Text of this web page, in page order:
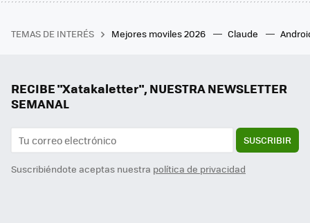
TEMAS DE INTERÉS Mejores moviles 2026 Claude
RECIBE "Xatakaletter", NUESTRA NEWSLETTER
SEMANAL
SUSCRIBIR
Suscribiéndote aceptas nuestra política de privacidad